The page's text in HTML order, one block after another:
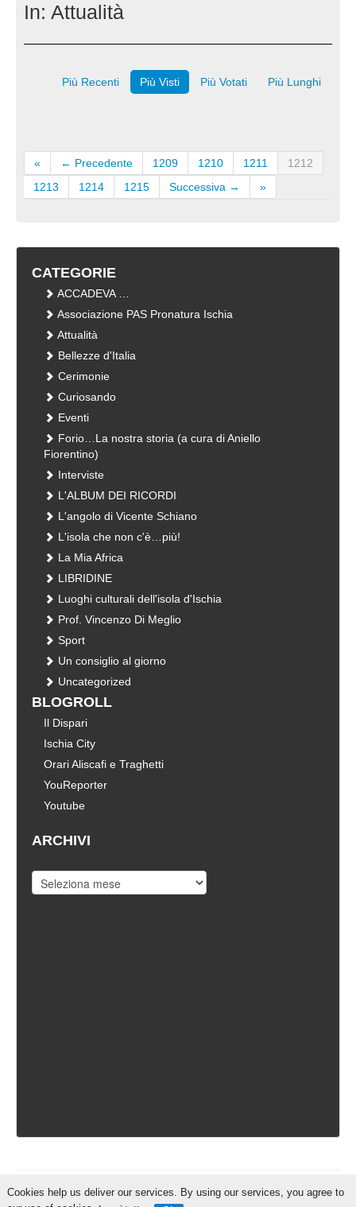
In: Attualità
Più Recenti Più Visti Più Votati Più Lunghi
« ← Precedente 1209 1210 1211
1212
1213
1214 1215 Successiva → »
CATEGORIE
ACCADEVA …
Associazione PAS Pronatura Ischia
Attualità
Bellezze d'Italia
Cerimonie
Curiosando
Eventi
Forio…La nostra storia (a cura di Aniello
Fiorentino)
Interviste
L'ALBUM DEI RICORDI
L'angolo di Vicente Schiano
L'isola che non c'è…più!
La Mia Africa
LIBRIDINE
Luoghi culturali dell'isola d'Ischia
Prof. Vincenzo Di Meglio
Sport
Un consiglio al giorno
Uncategorized
BLOGROLL
Il Dispari
Ischia City
Orari Aliscafi e Traghetti
YouReporter
Youtube
ARCHIVI
IschiaReporter.it - Curato daPietro Coppa
Cookies help us deliver our services. By using our services, you agree to